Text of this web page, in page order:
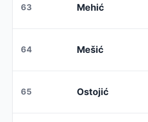
63 Mehić
64 Mešić
65 Ostojić